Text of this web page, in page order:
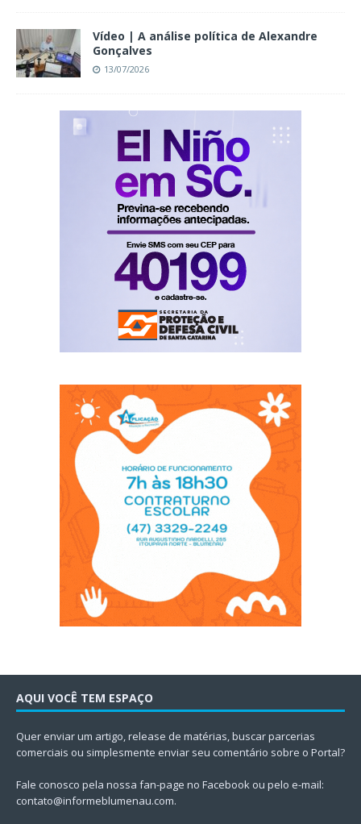
Vídeo | A análise política de Alexandre
Gonçalves
13/07/2026
AQUI VOCÊ TEM ESPAÇO
Quer enviar um artigo, release de matérias, buscar parcerias
comerciais ou simplesmente enviar seu comentário sobre o Portal?
Fale conosco pela nossa fan-page no Facebook ou pelo e-mail:
contato@informeblumenau.com.